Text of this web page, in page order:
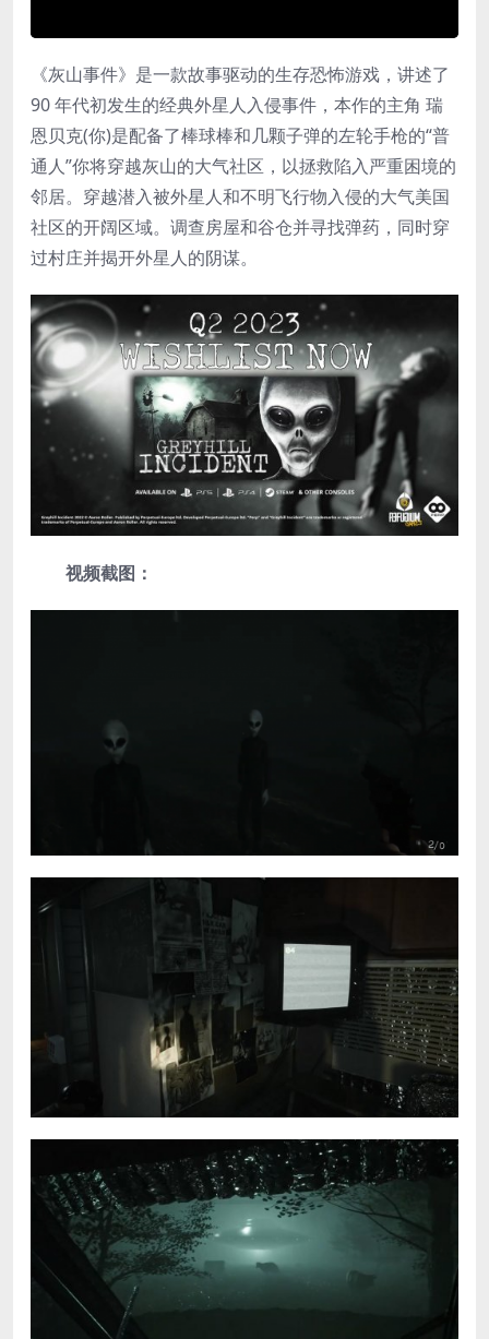
《灰山事件》是一款故事驱动的生存恐怖游戏，讲述了
90 年代初发生的经典外星人入侵事件，本作的主角 瑞
恩贝克(你)是配备了棒球棒和几颗子弹的左轮手枪的“普
通人”你将穿越灰山的大气社区，以拯救陷入严重困境的
邻居。穿越潜入被外星人和不明飞行物入侵的大气美国
社区的开阔区域。调查房屋和谷仓并寻找弹药，同时穿
过村庄并揭开外星人的阴谋。
视频截图：